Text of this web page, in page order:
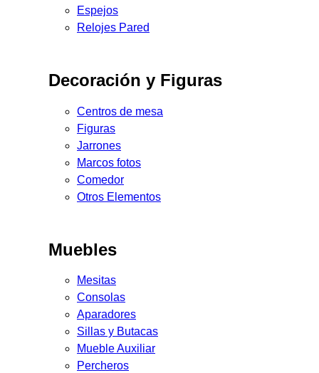
Espejos
Relojes Pared
Decoración y Figuras
Centros de mesa
Figuras
Jarrones
Marcos fotos
Comedor
Otros Elementos
Muebles
Mesitas
Consolas
Aparadores
Sillas y Butacas
Mueble Auxiliar
Percheros